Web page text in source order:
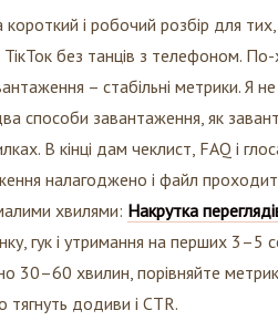
короткий і робочий розбір для
ТікТок без танців з телефоном.
– стабільні метрики. Я
способи завантаження, як
В кінці дам чеклист, FAQ і
налагоджено і файл
хвилями: Накрутка
гук і утримання на перших 3–5
30–60 хвилин, порівняйте
тягнуть додиви і CTR.